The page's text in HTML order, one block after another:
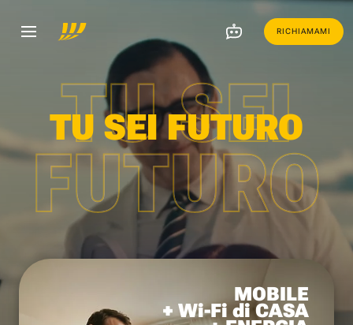
RICHIAMAMI
TU SEI
FUTURO
TU SEI FUTURO
MOBILE
+ Wi-Fi di CASA